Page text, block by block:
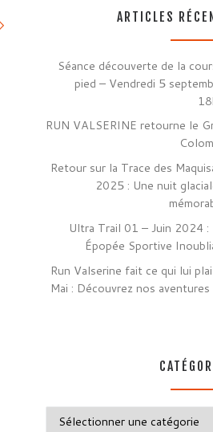
ARTICLES
Séance découverte de la
pied – Vendredi 5
RUN VALSERINE retourne le
Retour sur la Trace des
2025 : Une nuit
Ultra Trail 01 – Juin 2024 :
Épopée Sportive
Run Valserine fait ce qui lui
Mai : Découvrez nos